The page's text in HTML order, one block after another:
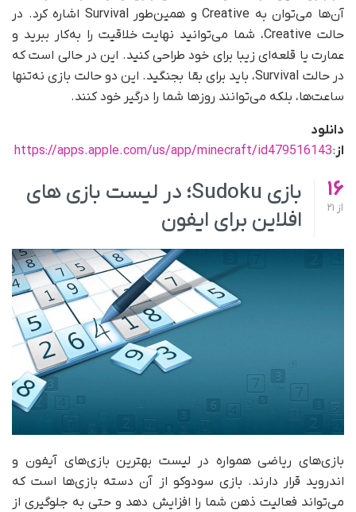
آن‌ها می‌توان به Creative و همین‌طور Survival اشاره کرد. در
حالت Creative، شما می‌توانید نهایت خلاقیت را به‌کار ببرید و
عمارت یا قلعه‌ای زیبا برای خود طراحی کنید. این در حالی است که
در حالت Survival، باید برای بقا بجنگید. این دو حالت بازی نه‌تنها
ساعت‌ها، بلکه می‌توانند روزها شما را درگیر خود کنند.
دانلود
از:
https://apps.apple.com/us/app/minecraft/id479516143
16
از
بازی Sudoku؛ در لیست بازی های
افلاین برای ایفون
بازی‌های ریاضی همواره در لیست بهترین بازی‌های آیفون و
اندروید قرار دارند. بازی سودوکو از آن دسته بازی‌ها است که
می‌تواند فعالیت ذهن شما را افزایش دهد و حتی به جلوگیری از